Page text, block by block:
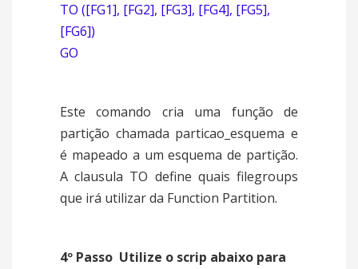
TO ([FG1], [FG2], [FG3], [FG4], [FG5],
[FG6])
GO
Este comando cria uma função de
partição chamada particao_esquema e
é mapeado a um esquema de partição.
A clausula TO define quais filegroups
que irá utilizar da Function Partition.
4º Passo  Utilize o scrip abaixo para